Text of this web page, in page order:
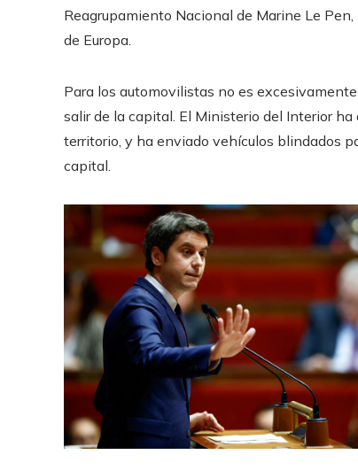
Reagrupamiento Nacional de Marine Le
de Europa.
Para los automovilistas no es
salir de la capital. El Ministerio del Interior
territorio, y ha enviado vehículos blindados
capital.